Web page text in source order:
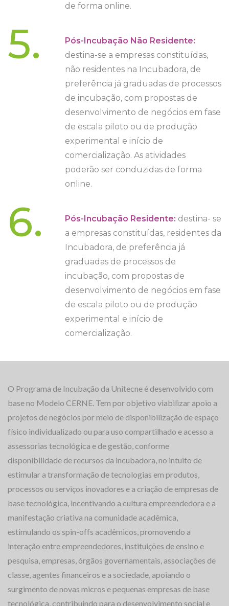
de forma online.
5.
Pós-Incubação Não Residente:
destina-se a empresas constituídas,
não residentes na Incubadora, de
preferência já graduadas de processos
de incubação, com propostas de
desenvolvimento de negócios em fase
de escala piloto ou de produção
experimental e início de
comercialização. As atividades
poderão ser conduzidas de forma
online.
6. Pós-Incubação Residente: destina- se
a empresas constituídas, residentes da
Incubadora, de preferência já
graduadas de processos de
incubação, com propostas de
desenvolvimento de negócios em fase
de escala piloto ou de produção
experimental e início de
comercialização.
O Programa de Incubação da Unitecne é desenvolvido com
base no Modelo CERNE. Tem por objetivo viabilizar apoio a
projetos de negócios por meio de disponibilização de espaço
físico individualizado ou para uso compartilhado e acesso a
assessorias tecnológica e de gestão, conforme
disponibilidade de recursos da incubadora, no intuito de
estimular a transformação de tecnologias em produtos,
processos ou serviços inovadores e a criação de empresas de
base tecnológica, incentivando a cultura empreendedora e a
manifestação criativa na comunidade acadêmica,
estimulando os spin-offs acadêmicos, promovendo a
interação entre empreendedores, instituições de ensino e
pesquisa, empresas, órgãos governamentais, associações de
classe, agentes financeiros e a sociedade, apoiando o
surgimento de novas micros e pequenas empresas de base
tecnológica, contribuindo para o desenvolvimento social e